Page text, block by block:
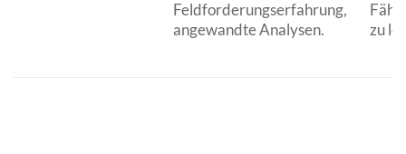
Feldforderungserfahrung,
angewandte Analysen.
zu